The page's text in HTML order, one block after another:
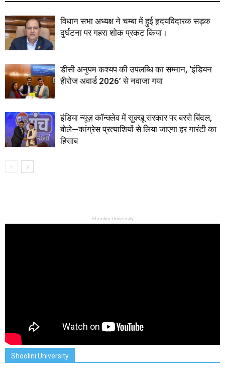
विधान सभा अध्यक्ष ने चम्बा में हुई हृदयविदारक सड़क
दुर्घटना पर गहरा शोक प्रकट किया।
डीसी अनुपम कश्यप की उपलब्धि का सम्मान, ‘इंडियन
हीरोज अवार्ड 2026’ से नवाजा गया
इंडिया न्यूज़ कॉन्क्लेव में सुक्खू सरकार पर बरसे बिंदल,
बोले—कांग्रेस प्रत्याशियों से लिया जाएगा हर गारंटी का
हिसाब
Shoolini University
Shoolini University